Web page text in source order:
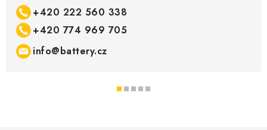
+420 222 560 338
+420 774 969 705
info@battery.cz